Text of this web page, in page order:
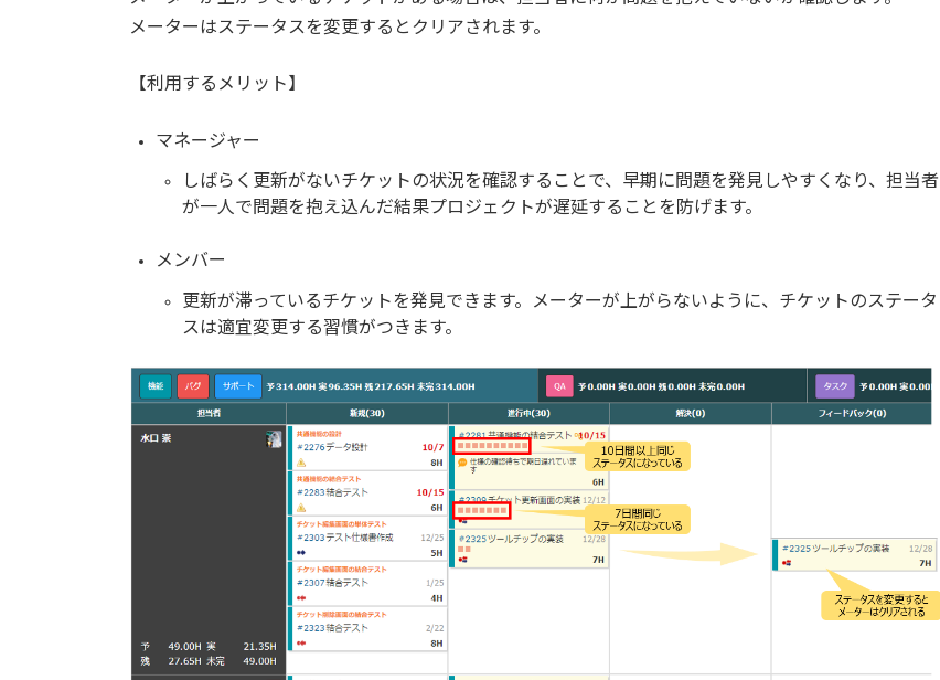
メーターはステータスを変更するとクリアされます。
【利用するメリット】
マネージャー
しばらく更新がないチケットの状況を確認することで、早期に問題を発見しやすくなり、担当者
が一人で問題を抱え込んだ結果プロジェクトが遅延することを防げます。
メンバー
更新が滞っているチケットを発見できます。メーターが上がらないように、チケットのステータ
スは適宜変更する習慣がつきます。